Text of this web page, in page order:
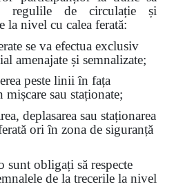
regulile de circulație și
la nivel cu calea ferată:
se va efectua exclusiv
amenajate și semnalizate;
peste linii în fața
sau staționate;
deplasarea sau staționarea
ori în zona de siguranță
sunt obligați să respecte
de la trecerile la nivel